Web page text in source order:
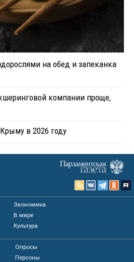
на обед и запеканка
компании проще,
в 2026 году
Экономика
В мире
Культура
Опросы
Персоны